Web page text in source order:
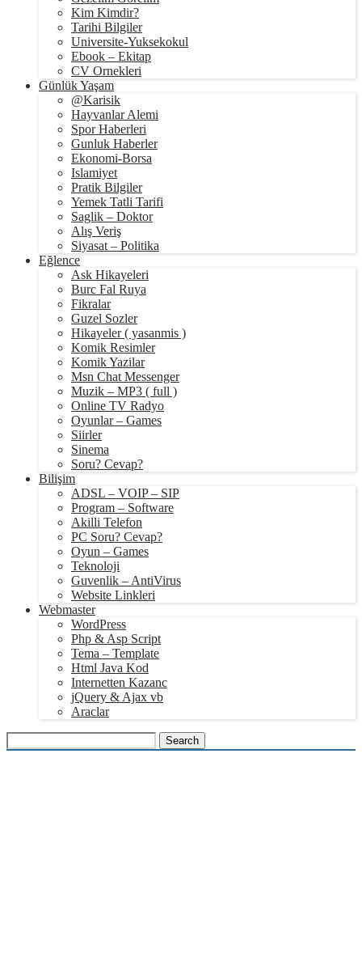
Kim Kimdir?
Tarihi Bilgiler
Universite-Yuksekokul
Ebook – Ekitap
CV Ornekleri
Günlük Yaşam
@Karisik
Hayvanlar Alemi
Spor Haberleri
Gunluk Haberler
Ekonomi-Borsa
Islamiyet
Pratik Bilgiler
Yemek Tatli Tarifi
Saglik – Doktor
Alış Veriş
Siyasat – Politika
Eğlence
Ask Hikayeleri
Burc Fal Ruya
Fikralar
Guzel Sozler
Hikayeler ( yasanmis )
Komik Resimler
Komik Yazilar
Msn Chat Messenger
Muzik – MP3 ( full )
Online TV Radyo
Oyunlar – Games
Siirler
Sinema
Soru? Cevap?
Bilişim
ADSL – VOIP – SIP
Program – Software
Akilli Telefon
PC Soru? Cevap?
Oyun – Games
Teknoloji
Guvenlik – AntiVirus
Website Linkleri
Webmaster
WordPress
Php & Asp Script
Tema – Template
Html Java Kod
Internetten Kazanc
jQuery & Ajax vb
Araclar